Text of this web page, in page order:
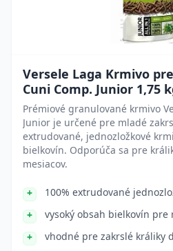
Versele Laga Krmivo
Cuni Comp. Junior 1,75
Prémiové granulované krmivo
Junior je určené pre mladé
extrudované, jednozložkové
bielkovín. Odporúča sa pre
mesiacov.
100% extrudované
vysoký obsah bielkovín
vhodné pre zakrslé králiky